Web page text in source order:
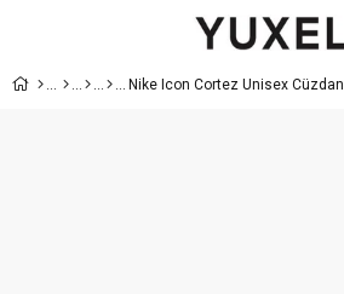
Nike Icon Cortez Unisex Cüzdan